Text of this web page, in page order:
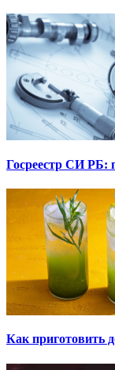
Госреестр СИ РБ:
Как приготовить